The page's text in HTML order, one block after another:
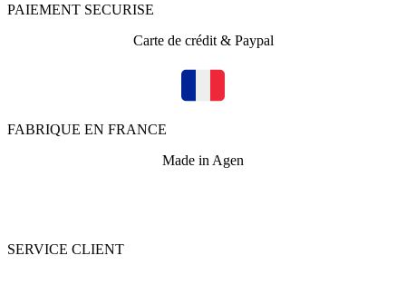
PAIEMENT SECURISE
Carte de crédit & Paypal
FABRIQUE EN FRANCE
Made in Agen
SERVICE CLIENT